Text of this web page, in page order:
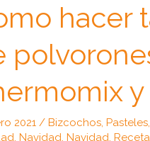
hacer
2021/Bizcochos,
,Navidad,Navidad,